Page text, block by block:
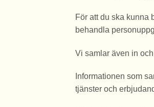
För att du ska kunna
behandla
Vi samlar även in
Informationen som
tjänster och